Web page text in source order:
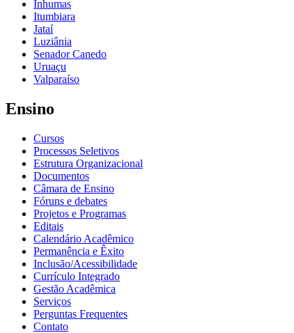
Inhumas
Itumbiara
Jataí
Luziânia
Senador Canedo
Uruaçu
Valparaíso
Ensino
Cursos
Processos Seletivos
Estrutura Organizacional
Documentos
Câmara de Ensino
Fóruns e debates
Projetos e Programas
Editais
Calendário Acadêmico
Permanência e Êxito
Inclusão/Acessibilidade
Currículo Integrado
Gestão Acadêmica
Serviços
Perguntas Frequentes
Contato